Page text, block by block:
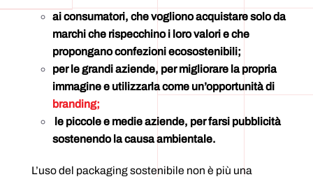
ai consumatori, che vogliono acquistare solo da
marchi che rispecchino i loro valori e che
propongano confezioni ecosostenibili;
per le grandi aziende, per migliorare la propria
immagine e utilizzarla come un’opportunità di
branding;
le piccole e medie aziende, per farsi pubblicità
sostenendo la causa ambientale.
L’uso del packaging sostenibile non è più una